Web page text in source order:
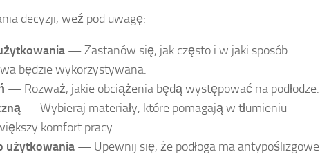
decyzji, weź pod uwagę:
— Zastanów się, jak często i w jaki sposób
będzie wykorzystywana.
— Rozważ, jakie obciążenia będą występować na podłodze.
— Wybieraj materiały, które pomagają w tłumieniu
komfort pracy.
użytkowania — Upewnij się, że podłoga ma antypoślizgowe